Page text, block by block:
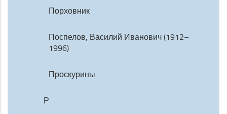
Порховник
Поспелов, Василий Иванович (1912–
1996)
Проскурины
Р